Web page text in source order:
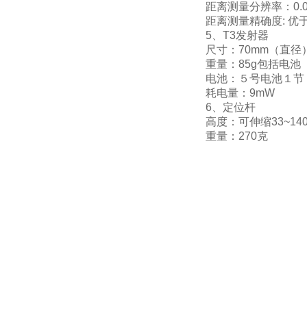
距离测量分辨率：
距离测量精确度: 优
5、T3发射器
尺寸：70mm（直径
重量：85g包括电池
电池：５号电池１节
耗电量：9mW
6、定位杆
高度：可伸缩
重量：270克